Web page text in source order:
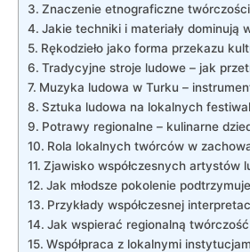
Znaczenie etnograficzne
Jakie techniki i materiały dominują
Rękodzieło jako forma przekazu
Tradycyjne stroje ludowe – jak
Muzyka ludowa w Turku –
Sztuka ludowa na lokalnych
Potrawy regionalne – kulinarne
Rola lokalnych twórców w
Zjawisko współczesnych artystów
Jak młodsze pokolenie
Przykłady współczesnej
Jak wspierać regionalną
Współpraca z lokalnymi